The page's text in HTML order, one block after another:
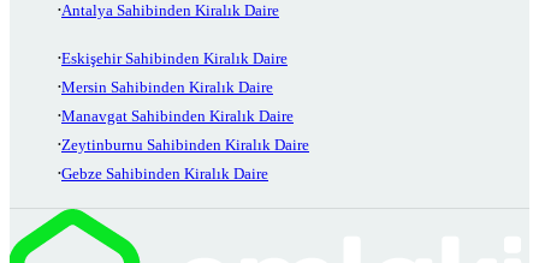
Antalya Sahibinden Kiralık Daire
Eskişehir Sahibinden Kiralık Daire
Mersin Sahibinden Kiralık Daire
Manavgat Sahibinden Kiralık Daire
Zeytinburnu Sahibinden Kiralık Daire
Gebze Sahibinden Kiralık Daire